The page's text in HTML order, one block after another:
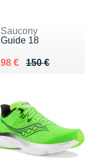
Saucony
Guide 18
150 €
Au lieu de 150 €
98 €
Vendu 98 €